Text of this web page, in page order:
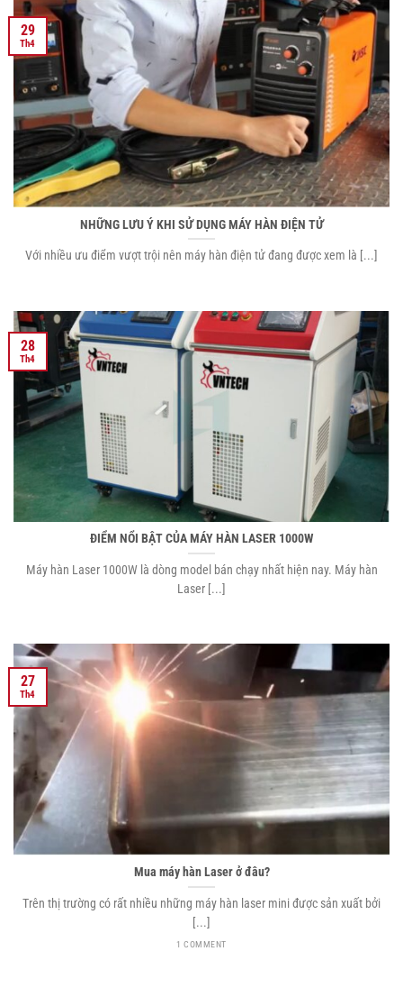
NHỮNG LƯU Ý KHI SỬ DỤNG MÁY HÀN ĐIỆN TỬ
Với nhiều ưu điểm vượt trội nên máy hàn điện tử đang được xem là [...]
29
Th4
ĐIỂM NỔI BẬT CỦA MÁY HÀN LASER 1000W
Máy hàn Laser 1000W là dòng model bán chạy nhất hiện nay. Máy hàn
Laser [...]
28
Th4
Mua máy hàn Laser ở đâu?
Trên thị trường có rất nhiều những máy hàn laser mini được sản xuất bởi
[...]
1 COMMENT
27
Th4